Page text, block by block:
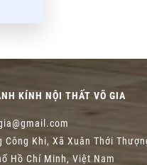
KÍNH NỘI THẤT VÕ GIA
Công Khi, Xã Xuân Thới
Hồ Chí Minh, Việt Nam